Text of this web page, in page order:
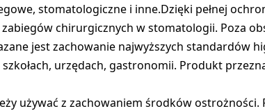
stomatologiczne i inne.Dzięki pełnej
chirurgicznych w stomatologii. Poza
jest zachowanie najwyższych standardów
szkołach, urzędach, gastronomii. Produkt
używać z zachowaniem środków